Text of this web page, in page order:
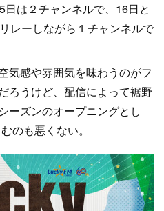
は２チャンネルで、16日と
レーしながら１チャンネルで
気感や雰囲気を味わうのがフ
ろうけど、配信によって裾野
ーズンのオープニングとし
のも悪くない。